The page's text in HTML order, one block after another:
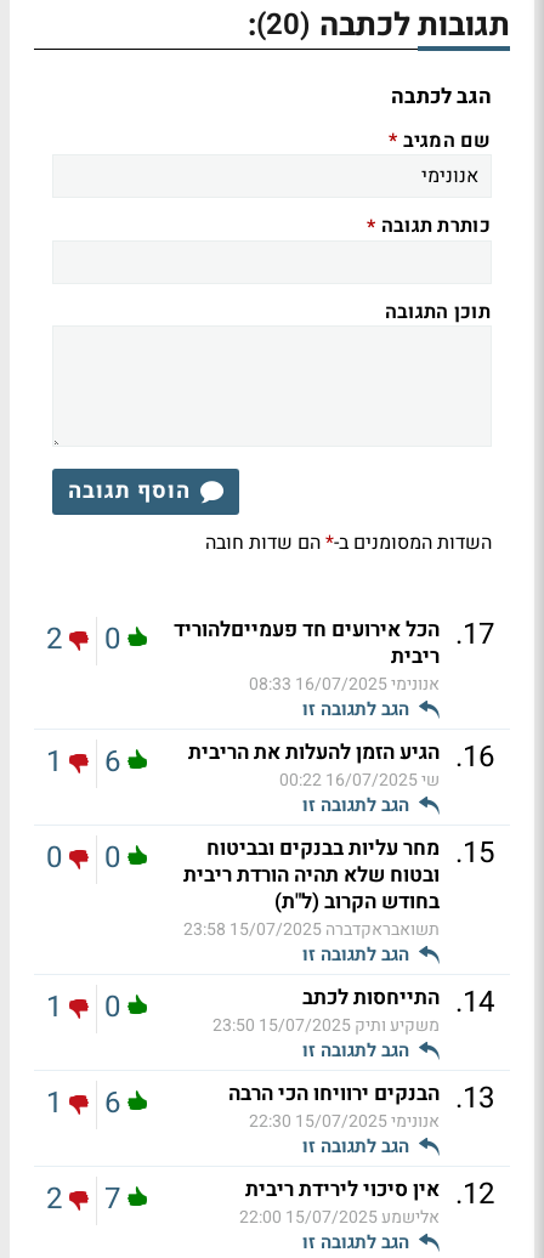
תגובות לכתבה (20)
:
הגב לכתבה
שם המגיב *
כותרת תגובה *
תוכן התגובה
הוסף תגובה
השדות המסומנים ב-*הם שדות חובה
17
. הכל אירועים חד פעמייםלהוריד
ריבית
אנונימי16/07/2025 08:33
הגב לתגובה זו
0
2
16
. הגיע הזמן להעלות את הריבית
שי16/07/2025 00:22
הגב לתגובה זו
6
1
15
. מחר עליות בבנקים ובביטוח
ובטוח שלא תהיה הורדת ריבית
בחודש הקרוב (ל"ת)
תשואבראקדברה15/07/2025 23:58
הגב לתגובה זו
0
0
14
. התייחסות לכתב
משקיע ותיק15/07/2025 23:50
הגב לתגובה זו
0
1
13
. הבנקים ירוויחו הכי הרבה
אנונימי15/07/2025 22:30
הגב לתגובה זו
6
1
12
. אין סיכוי לירידת ריבית
אלישמע15/07/2025 22:00
הגב לתגובה זו
7
2